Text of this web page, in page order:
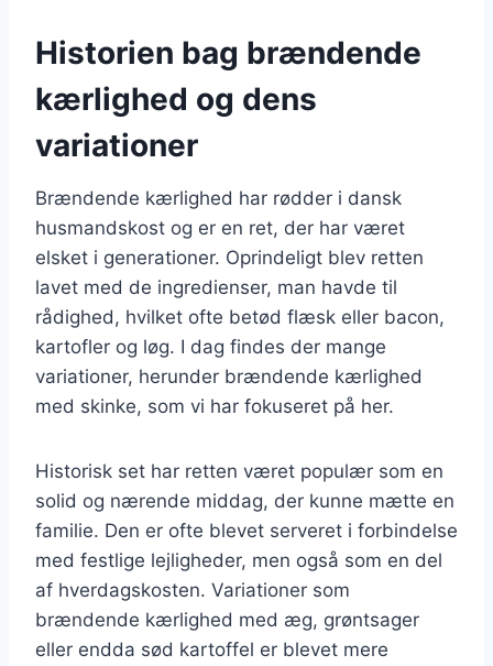
Historien bag brændende
kærlighed og dens
variationer
Brændende kærlighed har rødder i dansk
husmandskost og er en ret, der har været
elsket i generationer. Oprindeligt blev retten
lavet med de ingredienser, man havde til
rådighed, hvilket ofte betød flæsk eller bacon,
kartofler og løg. I dag findes der mange
variationer, herunder brændende kærlighed
med skinke, som vi har fokuseret på her.
Historisk set har retten været populær som en
solid og nærende middag, der kunne mætte en
familie. Den er ofte blevet serveret i forbindelse
med festlige lejligheder, men også som en del
af hverdagskosten. Variationer som
brændende kærlighed med æg, grøntsager
eller endda sød kartoffel er blevet mere